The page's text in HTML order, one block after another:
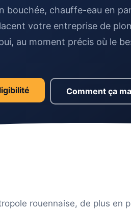
bouchée, chauffe-eau en
votre entreprise de
au moment précis où le
Comment ça
rouennaise, de plus en